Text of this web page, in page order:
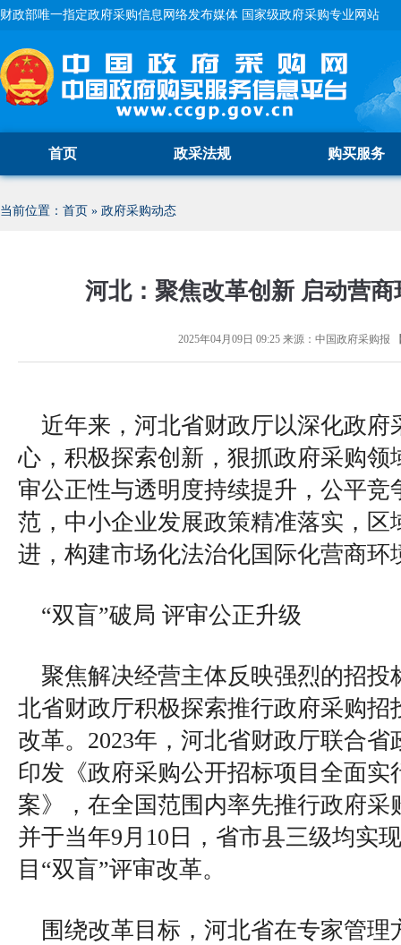
财政部唯一指定政府采购信息网络发布媒体 国家级政府采购专业网站
首页 政采法规 购买服务
当前位置： 首页 » 政府采购动态
河北：聚焦改革创新 启动营商
2025年04月09日 09:25来源： 中国政府采购报
近年来，河北省财政厅以深化政府
心，积极探索创新，狠抓政府采购领
审公正性与透明度持续提升，公平竞
范，中小企业发展政策精准落实，区
进，构建市场化法治化国际化营商环
“双盲”破局 评审公正升级
聚焦解决经营主体反映强烈的招投
北省财政厅积极探索推行政府采购招
改革。2023年，河北省财政厅联合
印发《政府采购公开招标项目全面实
案》，在全国范围内率先推行政府采
并于当年9月10日，省市县三级均实
目“双盲”评审改革。
围绕改革目标，河北省在专家管理